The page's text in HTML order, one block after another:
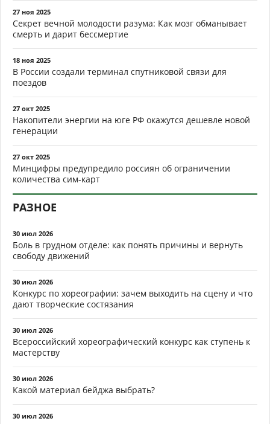
27 ноя 2025
Секрет вечной молодости разума: Как мозг обманывает
смерть и дарит бессмертие
18 ноя 2025
В России создали терминал спутниковой связи для
поездов
27 окт 2025
Накопители энергии на юге РФ окажутся дешевле новой
генерации
27 окт 2025
Минцифры предупредило россиян об ограничении
количества сим-карт
РАЗНОЕ
30 июл 2026
Боль в грудном отделе: как понять причины и вернуть
свободу движений
30 июл 2026
Конкурс по хореографии: зачем выходить на сцену и что
дают творческие состязания
30 июл 2026
Всероссийский хореографический конкурс как ступень к
мастерству
30 июл 2026
Какой материал бейджа выбрать?
30 июл 2026